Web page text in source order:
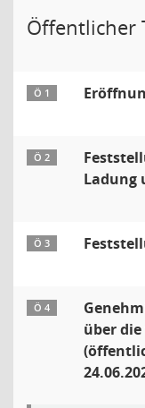
Öffentlicher
Ö 1
Ö 2
Ladung
Ö 3
Ö 4
über